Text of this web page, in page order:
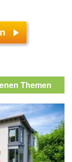
Themen